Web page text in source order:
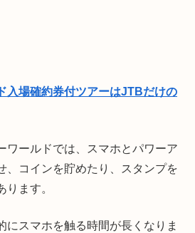
入場確約券付ツアーはJTBだけの
ワールドでは、スマホとパワーア
、コインを貯めたり、スタンプを
ます。
にスマホを触る時間が長くなりま